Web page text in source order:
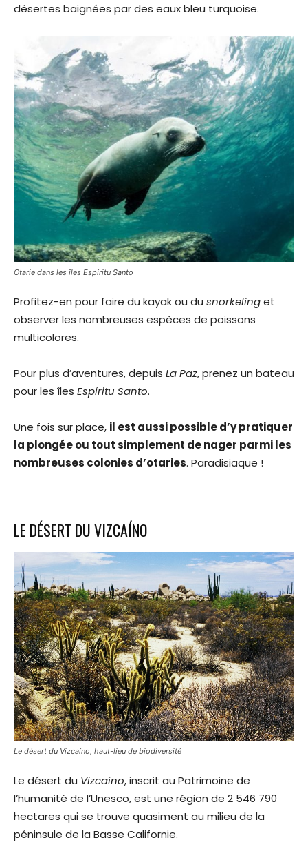
désertes baignées par des eaux bleu turquoise.
Otarie dans les îles Espíritu Santo
Profitez-en pour faire du kayak ou du snorkelinget
observer les nombreuses espèces de poissons
multicolores.
Pour plus d’aventures, depuis La Paz, prenez un bateau
pour les îles Espíritu Santo.
Une fois sur place, il est aussi possible d’y pratiquer
la plongée ou tout simplement de nager parmi les
nombreuses colonies d’otaries. Paradisiaque !
LE DÉSERT DU VIZCAÍNO
Le désert du Vizcaíno, haut-lieu de biodiversité
Le désert du Vizcaíno, inscrit au Patrimoine de
l’humanité de l’Unesco, est une région de 2 546 790
hectares qui se trouve quasiment au milieu de la
péninsule de la Basse Californie.